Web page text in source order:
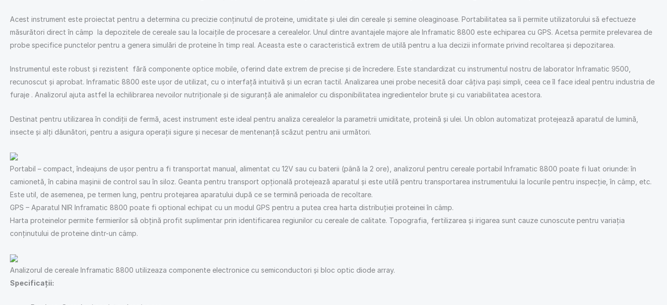
Acest instrument este proiectat pentru a determina cu precizie conținutul de proteine, umiditate și ulei din cereale și semine oleaginoase. Portabilitatea sa îi permite utilizatorului să efectueze
măsurători direct în câmp la depozitele de cereale sau la locaițile de procesare a cerealelor. Unul dintre avantajele majore ale Inframatic 8800 este echiparea cu GPS. Acetsa permite prelevarea de
probe specifice punctelor pentru a genera simulări de proteine în timp real. Aceasta este o caracteristică extrem de utilă pentru a lua decizii informate privind recoltarea și depozitarea.
Instrumentul este robust și rezistent fără componente optice mobile, oferind date extrem de precise și de încredere. Este standardizat cu instrumentul nostru de laborator Inframatic 9500,
recunoscut și aprobat. Inframatic 8800 este ușor de utilizat, cu o interfață intuitivă și un ecran tactil. Analizarea unei probe necesită doar câțiva pași simpli, ceea ce îl face ideal pentru industria de
furaje . Analizorul ajuta astfel la echilibrarea nevoilor nutriționale și de siguranță ale animalelor cu disponibilitatea ingredientelor brute și cu variabilitatea acestora.
Destinat pentru utilizarea în condiţii de fermă, acest instrument este ideal pentru analiza cerealelor la parametrii umiditate, proteină şi ulei. Un oblon automatizat protejează aparatul de lumină,
insecte şi alţi dăunători, pentru a asigura operaţii sigure şi necesar de mentenanţă scăzut pentru anii următori.
Portabil – compact, îndeajuns de uşor pentru a fi transportat manual, alimentat cu 12V sau cu baterii (până la 2 ore), analizorul pentru cereale portabil Inframatic 8800 poate fi luat oriunde: în
camionetă, în cabina maşinii de control sau în siloz. Geanta pentru transport opţională protejează aparatul şi este utilă pentru transportarea instrumentului la locurile pentru inspecţie, în câmp, etc.
Este util, de asemenea, pe termen lung, pentru protejarea aparatului după ce se termină perioada de recoltare.
GPS – Aparatul NIR Inframatic 8800 poate fi optional echipat cu un modul GPS pentru a putea crea harta distribuţiei proteinei în câmp.
Harta proteinelor permite fermierilor să obţină profit suplimentar prin identificarea regiunilor cu cereale de calitate. Topografia, fertilizarea şi irigarea sunt cauze cunoscute pentru variaţia
conţinutului de proteine dintr-un câmp.
Analizorul de cereale Inframatic 8800 utilizeaza componente electronice cu semiconductori şi bloc optic diode array.
Specificaţii: